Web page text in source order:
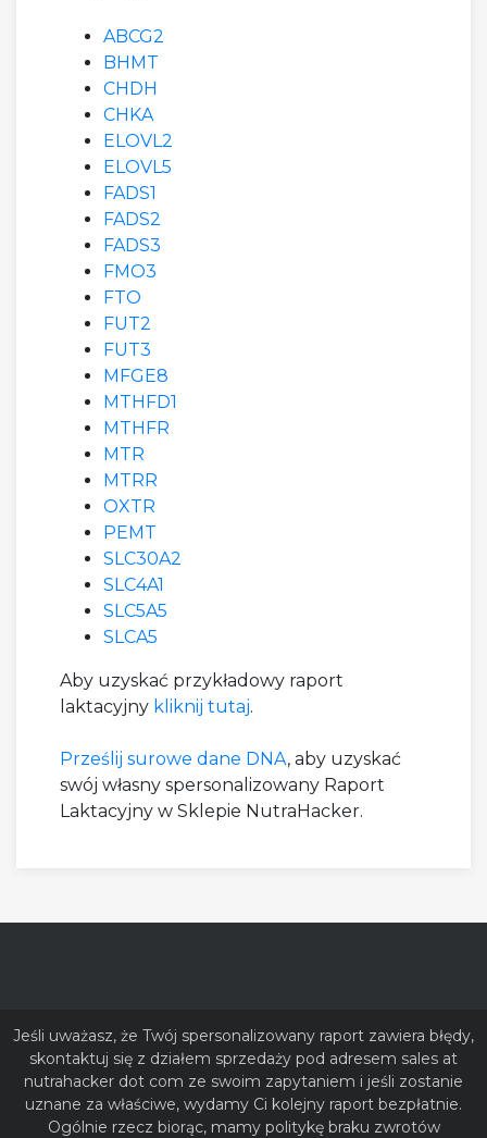
ABCG2
BHMT
CHDH
CHKA
ELOVL2
ELOVL5
FADS1
FADS2
FADS3
FMO3
FTO
FUT2
FUT3
MFGE8
MTHFD1
MTHFR
MTR
MTRR
OXTR
PEMT
SLC30A2
SLC4A1
SLC5A5
SLCA5
Aby uzyskać przykładowy raport
laktacyjny kliknij tutaj.
Prześlij surowe dane DNA, aby uzyskać
swój własny spersonalizowany Raport
Laktacyjny w Sklepie NutraHacker.
Jeśli uważasz, że Twój spersonalizowany raport zawiera błędy,
skontaktuj się z działem sprzedaży pod adresem sales at
nutrahacker dot com ze swoim zapytaniem i jeśli zostanie
uznane za właściwe, wydamy Ci kolejny raport bezpłatnie.
Ogólnie rzecz biorąc, mamy politykę braku zwrotów